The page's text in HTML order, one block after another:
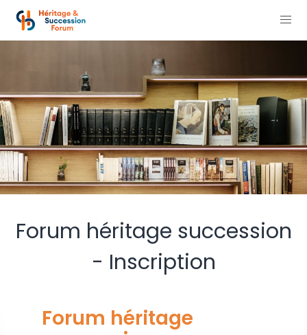
Forum héritage succession
- Inscription
Forum héritage